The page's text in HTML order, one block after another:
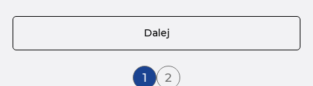
Aktualnie czytasz stronę
1 Strona
2
Dalej